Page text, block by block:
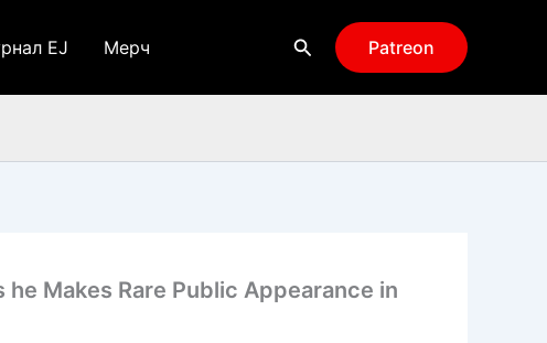
EJ Мерч Поиск Patreon
he Makes Rare Public Appearance in